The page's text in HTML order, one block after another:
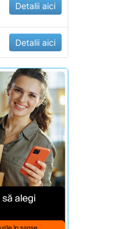
Detalii aici
Detalii aici